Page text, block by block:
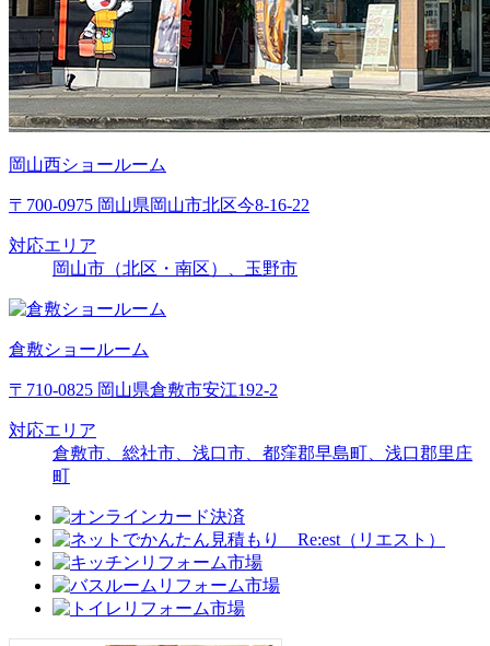
岡山西ショールーム
〒700-0975 岡山県岡山市北区今8-16-22
対応エリア
岡山市（北区・南区）、玉野市
倉敷ショールーム
〒710-0825 岡山県倉敷市安江192-2
対応エリア
倉敷市、総社市、浅口市、都窪郡早島町、浅口郡里庄
町